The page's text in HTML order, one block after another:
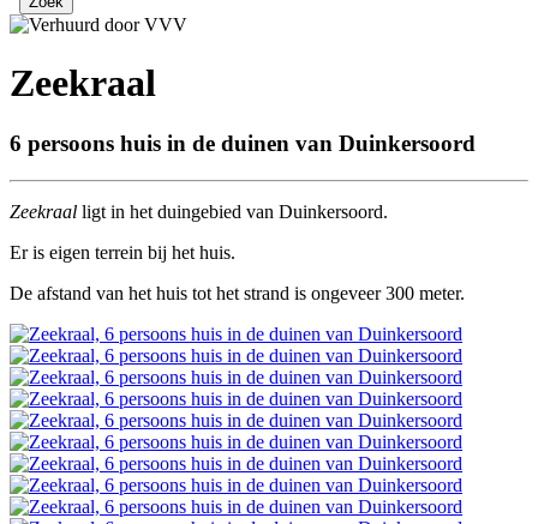
Zeekraal
6 persoons huis in de duinen van Duinkersoord
Zeekraal ligt in het duingebied van Duinkersoord.
Er is eigen terrein bij het huis.
De afstand van het huis tot het strand is ongeveer 300 meter.